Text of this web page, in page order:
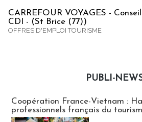
CARREFOUR VOYAGES -
CDI - (St Brice (77))
OFFRES D'EMPLOI TOURISME
PUBLI-
Coopération France-Vietnam :
professionnels français du